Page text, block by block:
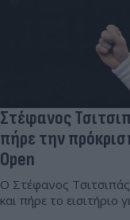
Στέφανος
πήρε την
Open
Ο Στέφανος
και πήρε το εισιτήριο